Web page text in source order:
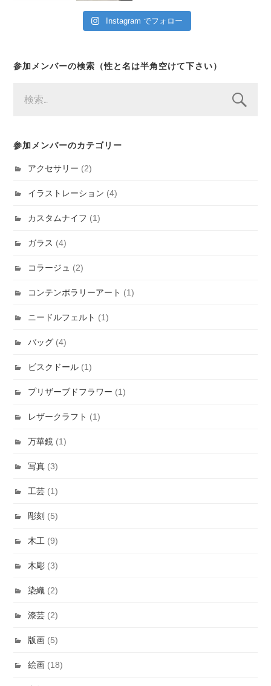
Instagram でフォロー
参加メンバーの検索（性と名は半角空けて下さい）
索:
参加メンバーのカテゴリー
アクセサリー (2)
イラストレーション (4)
カスタムナイフ (1)
ガラス (4)
コラージュ (2)
コンテンポラリーアート (1)
ニードルフェルト (1)
バッグ (4)
ビスクドール (1)
プリザーブドフラワー (1)
レザークラフト (1)
万華鏡 (1)
写真 (3)
工芸 (1)
彫刻 (5)
木工 (9)
木彫 (3)
染織 (2)
漆芸 (2)
版画 (5)
絵画 (18)